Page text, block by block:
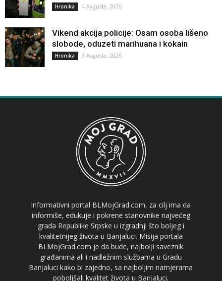
Hronika 4 Avgusta, 2026
Vikend akcija policije: Osam osoba lišeno
slobode, oduzeti marihuana i kokain
Hronika 3 Avgusta, 2026
Informativni portal BLMojGrad.com, za cilj ima da
informiše, edukuje i pokrene stanovnike najvećeg
grada Republike Srpske u izgradnji što boljeg i
kvalitetnijeg života u Banjaluci. Misija portala
BLMojGrad.com je da bude, najbolji saveznik
građanima ali i nadležnim službama u Gradu
Banjaluci kako bi zajedno, sa najboljim namjerama
poboljšali kvalitet života u Banjaluci.